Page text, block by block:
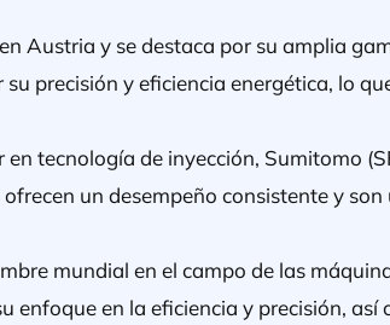
Austria y se destaca por su amplia
precisión y eficiencia energética, lo
en tecnología de inyección, Sumitomo
un desempeño consistente y
mundial en el campo de las
enfoque en la eficiencia y precisión, así